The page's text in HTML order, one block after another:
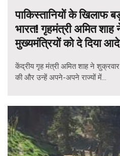
पाकिस्तानियों के खिलाफ
भारत! गृहमंत्री अमित शाह
मुख्यमंत्रियों को दे दिया
केंद्रीय गृह मंत्री अमित शाह ने
की और उन्हें अपने-अपने राज्यों में...